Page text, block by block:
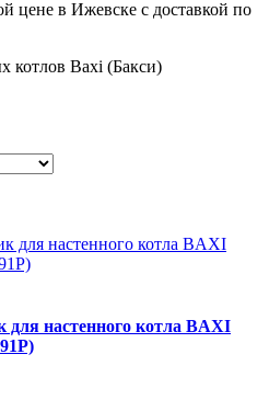
котлов Baxi (Бакси)
настенного котла BAXI